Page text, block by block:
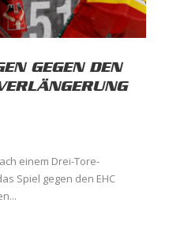
GEGEN DEN
einem Drei-Tore-
Spiel gegen den EHC